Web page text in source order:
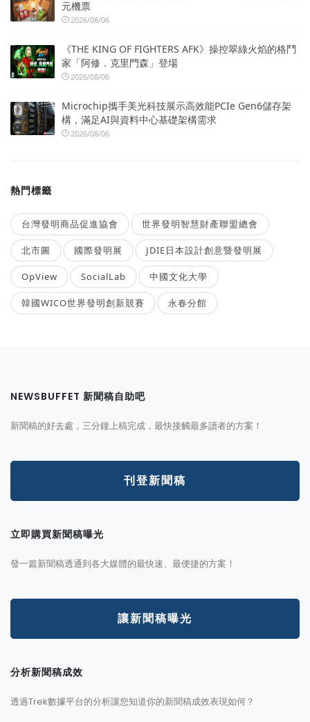
元機票
2026/08/06
《THE KING OF FIGHTERS AFK》操控翠綠火焰的格鬥
家「阿修．克里門森」登場
2026/08/06
Microchip攜手美光科技展示高效能PCIe Gen6儲存架
構，滿足AI與資料中心基礎架構需求
2026/08/06
熱門標籤
台灣發明商品促進協會 世界發明智慧財產聯盟總會
北市圖 國際發明展 JDIE日本設計創意暨發明展
OpView SocialLab 中國文化大學
韓國WICO世界發明創新競賽 永春分館
NEWSBUFFET 新聞稿自助吧
新聞稿的好去處，三分鐘上稿完成，最快接觸最多讀者的方案！
刊登新聞稿
立即購買新聞稿曝光
發一篇新聞稿透通到各大媒體的最快速、最便捷的方案！
讓新聞稿曝光
分析新聞稿成效
透過Trek數據平台的分析讓您知道你的新聞稿成效表現如何？